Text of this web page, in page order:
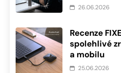
26.06.2026
Recenze
spolehlivé
a mobilu
25.06.2026